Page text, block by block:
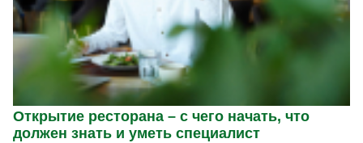
Открытие ресторана – с чего начать, что
должен знать и уметь специалист